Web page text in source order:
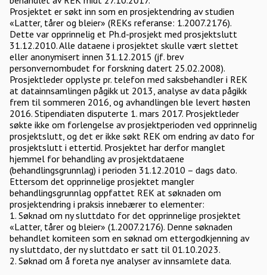
Prosjektet er søkt inn som en prosjektendring av studien
«Latter, tårer og bleier» (REKs referanse: 1.2007.2176).
Dette var opprinnelig et Ph.d-prosjekt med prosjektslutt
31.12.2010. Alle dataene i prosjektet skulle vært slettet
eller anonymisert innen 31.12.2015 (jf. brev
personvernombudet for forskning datert 25.02.2008).
Prosjektleder opplyste pr. telefon med saksbehandler i REK
at datainnsamlingen pågikk ut 2013, analyse av data pågikk
frem til sommeren 2016, og avhandlingen ble levert høsten
2016. Stipendiaten disputerte 1. mars 2017. Prosjektleder
søkte ikke om forlengelse av prosjektperioden ved opprinnelig
prosjektslutt, og det er ikke søkt REK om endring av dato for
prosjektslutt i ettertid. Prosjektet har derfor manglet
hjemmel for behandling av prosjektdataene
(behandlingsgrunnlag) i perioden 31.12.2010 – dags dato.
Ettersom det opprinnelige prosjektet mangler
behandlingsgrunnlag oppfattet REK at søknaden om
prosjektendring i praksis innebærer to elementer:
1. Søknad om ny sluttdato for det opprinnelige prosjektet
«Latter, tårer og bleier» (1.2007.2176). Denne søknaden
behandlet komiteen som en søknad om ettergodkjenning av
ny sluttdato, der ny sluttdato er satt til 01.10.2023.
2. Søknad om å foreta nye analyser av innsamlete data.